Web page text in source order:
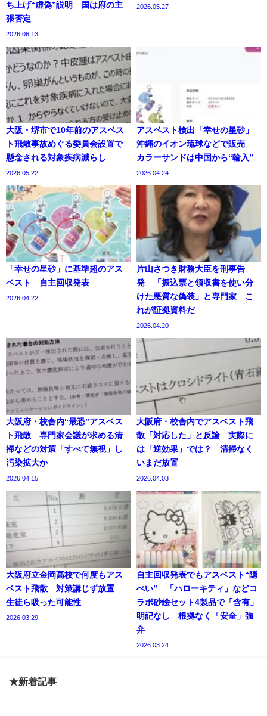
ち上げ“虚偽”説明 国は府の主
張否定
2026.06.13
2026.05.27
大阪・堺市で10年前のアスベス
ト飛散事故めぐる委員会設置で
懸念される対象疾病減らし
2026.05.22
アスベスト検出「幸せの星砂」
沖縄のイオン琉球などで販売
カラーサンドは中国から“輸入”
2026.04.24
「幸せの星砂」に基準超のアス
ベスト 自主回収発表
2026.04.22
片山さつき財務大臣を刑事告
発 「振込票と領収書を使い分
けた悪質な偽装」と専門家 こ
れが証拠資料だ
2026.04.20
大阪府・校舎内“最恐”アスベス
ト飛散 専門家会議が求める清
掃などの対策「すべて無視」し
汚染拡大か
2026.04.15
大阪府・校舎内でアスベスト飛
散「対応した」と反論 実際に
は「逆効果」では？ 清掃なく
いまだ放置
2026.04.03
大阪府立金岡高校で何度もアス
ベスト飛散 対策講じず放置
生徒ら吸った可能性
2026.03.29
自主回収発表でもアスベスト“隠
ぺい” 「ハローキティ」などコ
ラボ砂絵セット4製品で「含有」
明記なし 根拠なく「安全」強
弁
2026.03.24
★新着記事